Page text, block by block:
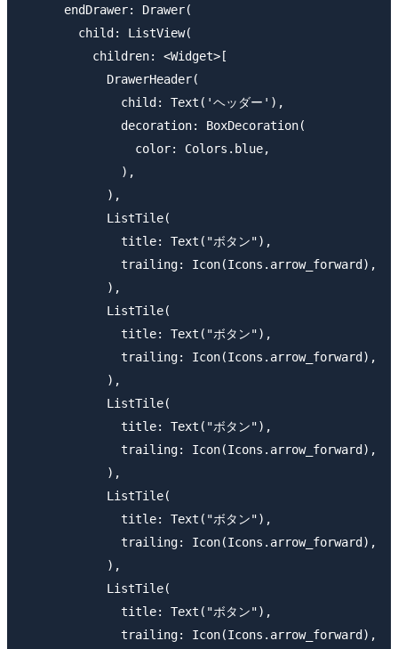
      endDrawer: Drawer(
        child: ListView(
          children: <Widget>[
            DrawerHeader(
              child: Text('ヘッダー'),
              decoration: BoxDecoration(
                color: Colors.blue,
              ),
            ),
            ListTile(
              title: Text("ボタン"),
              trailing: Icon(Icons.arrow_forward),
            ),
            ListTile(
              title: Text("ボタン"),
              trailing: Icon(Icons.arrow_forward),
            ),
            ListTile(
              title: Text("ボタン"),
              trailing: Icon(Icons.arrow_forward),
            ),
            ListTile(
              title: Text("ボタン"),
              trailing: Icon(Icons.arrow_forward),
            ),
            ListTile(
              title: Text("ボタン"),
              trailing: Icon(Icons.arrow_forward),